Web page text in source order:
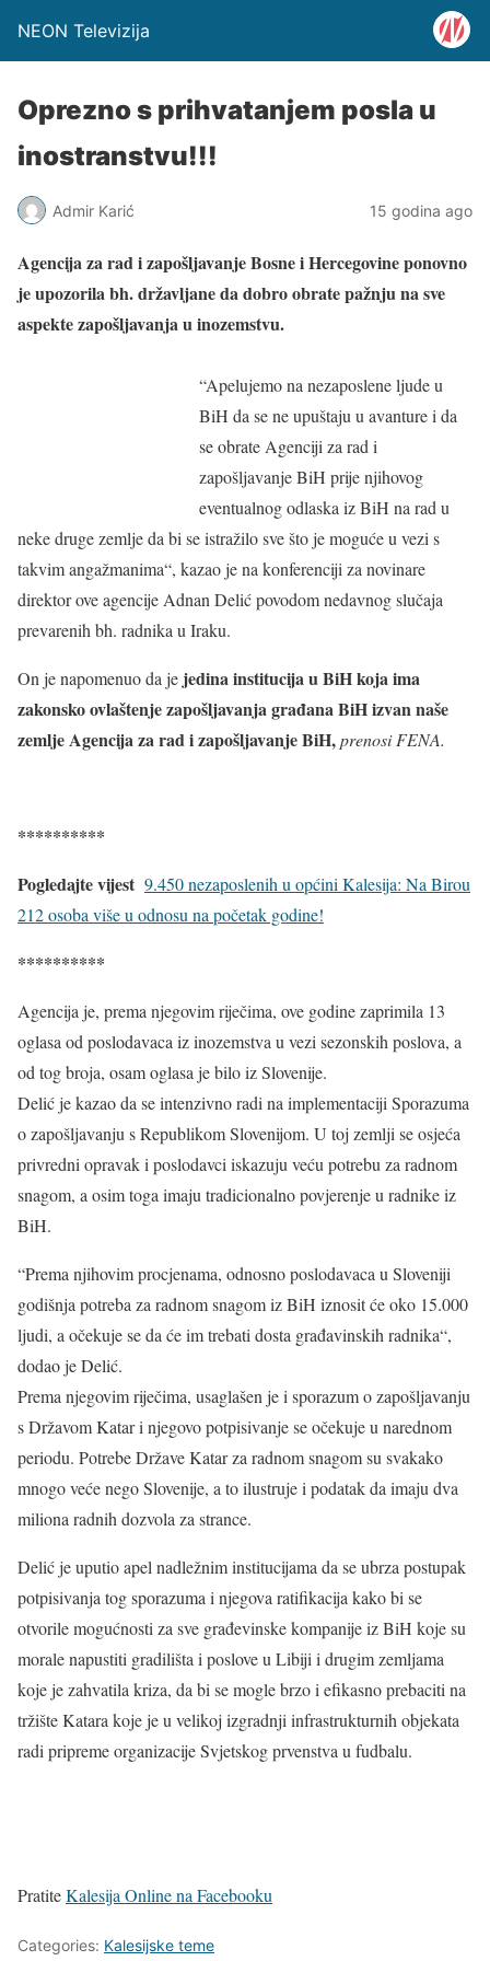
NEON Televizija
Oprezno s prihvatanjem posla u
inostranstvu!!!
Admir Karić 15 godina ago
Agencija za rad i zapošljavanje Bosne i Hercegovine ponovno
je upozorila bh. državljane da dobro obrate pažnju na sve
aspekte zapošljavanja u inozemstvu.
“Apelujemo na nezaposlene ljude u
BiH da se ne upuštaju u avanture i da
se obrate Agenciji za rad i
zapošljavanje BiH prije njihovog
eventualnog odlaska iz BiH na rad u
neke druge zemlje da bi se istražilo sve što je moguće u vezi s
takvim angažmanima“, kazao je na konferenciji za novinare
direktor ove agencije Adnan Delić povodom nedavnog slučaja
prevarenih bh. radnika u Iraku.
On je napomenuo da je jedina institucija u BiH koja ima
zakonsko ovlaštenje zapošljavanja građana BiH izvan naše
zemlje Agencija za rad i zapošljavanje BiH,prenosi FENA.
**********
Pogledajte vijest 9.450 nezaposlenih u općini Kalesija: Na Birou
212 osoba više u odnosu na početak godine!
**********
Agencija je, prema njegovim riječima, ove godine zaprimila 13
oglasa od poslodavaca iz inozemstva u vezi sezonskih poslova, a
od tog broja, osam oglasa je bilo iz Slovenije.
Delić je kazao da se intenzivno radi na implementaciji Sporazuma
o zapošljavanju s Republikom Slovenijom. U toj zemlji se osjeća
privredni opravak i poslodavci iskazuju veću potrebu za radnom
snagom, a osim toga imaju tradicionalno povjerenje u radnike iz
BiH.
“Prema njihovim procjenama, odnosno poslodavaca u Sloveniji
godišnja potreba za radnom snagom iz BiH iznosit će oko 15.000
ljudi, a očekuje se da će im trebati dosta građavinskih radnika“,
dodao je Delić.
Prema njegovim riječima, usaglašen je i sporazum o zapošljavanju
s Državom Katar i njegovo potpisivanje se očekuje u narednom
periodu. Potrebe Države Katar za radnom snagom su svakako
mnogo veće nego Slovenije, a to ilustruje i podatak da imaju dva
miliona radnih dozvola za strance.
Delić je uputio apel nadležnim institucijama da se ubrza postupak
potpisivanja tog sporazuma i njegova ratifikacija kako bi se
otvorile mogućnosti za sve građevinske kompanije iz BiH koje su
morale napustiti gradilišta i poslove u Libiji i drugim zemljama
koje je zahvatila kriza, da bi se mogle brzo i efikasno prebaciti na
tržište Katara koje je u velikoj izgradnji infrastrukturnih objekata
radi pripreme organizacije Svjetskog prvenstva u fudbalu.
PratiteKalesija Online na Facebooku
Categories: Kalesijske teme